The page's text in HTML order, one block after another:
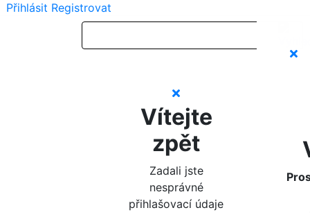
Přihlásit Registrovat
Vítejte
zpět
Zadali jste
nesprávné
přihlašovací údaje